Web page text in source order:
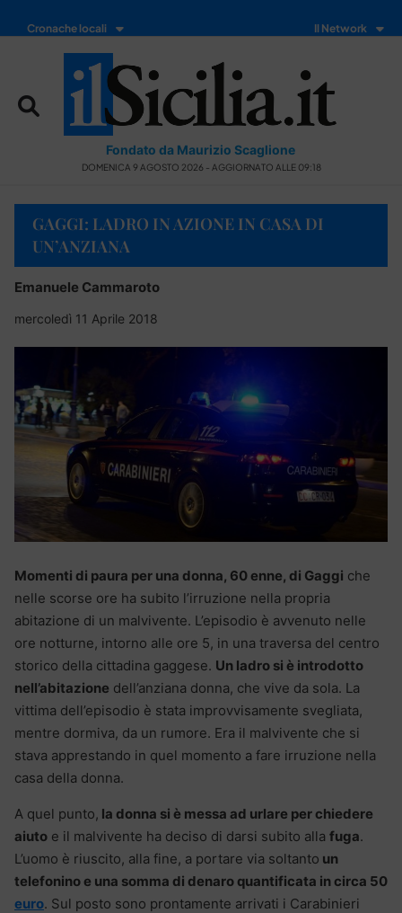
Cronache locali Il Network
Fondato da Maurizio Scaglione
DOMENICA 9 AGOSTO 2026 - AGGIORNATO ALLE 09:18
GAGGI: LADRO IN AZIONE IN CASA DI
UN’ANZIANA
Emanuele Cammaroto
mercoledì 11 Aprile 2018
Momenti di paura per una donna, 60 enne, di Gaggi che
nelle scorse ore ha subito l’irruzione nella propria
abitazione di un malvivente. L’episodio è avvenuto nelle
ore notturne, intorno alle ore 5, in una traversa del centro
storico della cittadina gaggese. Un ladro si è introdotto
nell’abitazione dell’anziana donna, che vive da sola. La
vittima dell’episodio è stata improvvisamente svegliata,
mentre dormiva, da un rumore. Era il malvivente che si
stava apprestando in quel momento a fare irruzione nella
casa della donna.
A quel punto, la donna si è messa ad urlare per chiedere
aiuto e il malvivente ha deciso di darsi subito alla fuga.
L’uomo è riuscito, alla fine, a portare via soltanto un
telefonino e una somma di denaro quantificata in circa 50
euro. Sul posto sono prontamente arrivati i Carabinieri